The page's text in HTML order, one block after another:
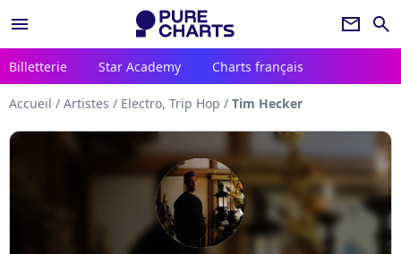
menu newsletter search
Billetterie Star Academy Charts français
Accueil / Artistes / Electro, Trip Hop / Tim Hecker